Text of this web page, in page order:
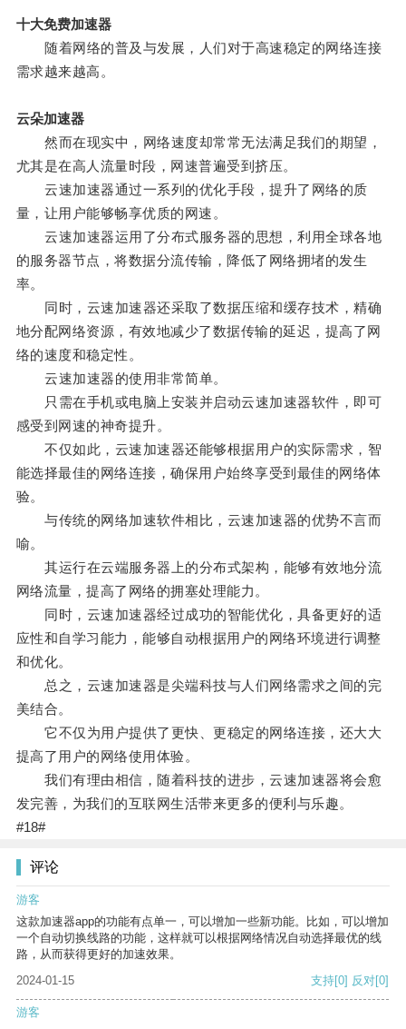
十大免费加速器
随着网络的普及与发展，人们对于高速稳定的网络连接
需求越来越高。
云朵加速器
然而在现实中，网络速度却常常无法满足我们的期望，
尤其是在高人流量时段，网速普遍受到挤压。
云速加速器通过一系列的优化手段，提升了网络的质
量，让用户能够畅享优质的网速。
云速加速器运用了分布式服务器的思想，利用全球各地
的服务器节点，将数据分流传输，降低了网络拥堵的发生
率。
同时，云速加速器还采取了数据压缩和缓存技术，精确
地分配网络资源，有效地减少了数据传输的延迟，提高了网
络的速度和稳定性。
云速加速器的使用非常简单。
只需在手机或电脑上安装并启动云速加速器软件，即可
感受到网速的神奇提升。
不仅如此，云速加速器还能够根据用户的实际需求，智
能选择最佳的网络连接，确保用户始终享受到最佳的网络体
验。
与传统的网络加速软件相比，云速加速器的优势不言而
喻。
其运行在云端服务器上的分布式架构，能够有效地分流
网络流量，提高了网络的拥塞处理能力。
同时，云速加速器经过成功的智能优化，具备更好的适
应性和自学习能力，能够自动根据用户的网络环境进行调整
和优化。
总之，云速加速器是尖端科技与人们网络需求之间的完
美结合。
它不仅为用户提供了更快、更稳定的网络连接，还大大
提高了用户的网络使用体验。
我们有理由相信，随着科技的进步，云速加速器将会愈
发完善，为我们的互联网生活带来更多的便利与乐趣。
#18#
评论
游客
这款加速器app的功能有点单一，可以增加一些新功能。比如，可以增加
一个自动切换线路的功能，这样就可以根据网络情况自动选择最优的线
路，从而获得更好的加速效果。
2024-01-15
支持[0] 反对[0]
游客